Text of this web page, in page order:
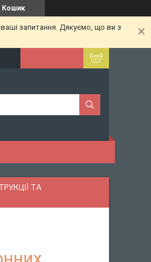
Кошик
запитання. Дякуємо, що ви з
ТА